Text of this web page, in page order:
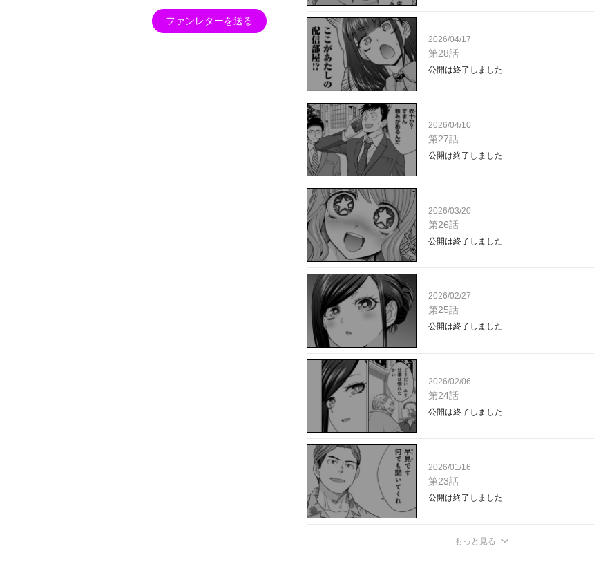
ファンレターを送る
2026/04/17
第28話
公開は終了しました
2026/04/10
第27話
公開は終了しました
2026/03/20
第26話
公開は終了しました
2026/02/27
第25話
公開は終了しました
2026/02/06
第24話
公開は終了しました
2026/01/16
第23話
公開は終了しました
もっと見る